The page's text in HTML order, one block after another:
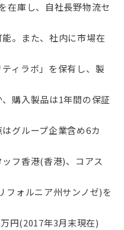
社長野物流セ
社内に市場在
を保有し、製
は1年間の保証
企業含め6カ
港)、コアス
州サンノゼ)を
年3月末現在)